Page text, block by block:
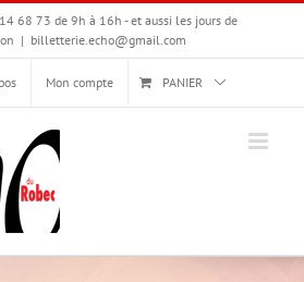
68 73 de 9h à 16h - et aussi les jours de
| billetterie.echo@gmail.com
Mon compte PANIER